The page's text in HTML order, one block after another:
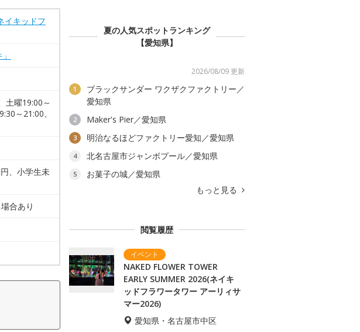
イキッドフ
土曜19:00～
～21:00、
、小学生未
合あり
夏の人気スポットランキング
【愛知県】
2026/08/09 更新
1
ブラックサンダー ワクザクファクトリー／
愛知県
2 Maker's Pier／愛知県
3 明治なるほどファクトリー愛知／愛知県
4 北名古屋市ジャンボプール／愛知県
5
お菓子の城／愛知県
もっと見る
閲覧履歴
NAKED FLOWER TOWER
EARLY SUMMER 2026(ネイキ
ッドフラワータワー アーリィサ
マー2026)
愛知県・名古屋市中区